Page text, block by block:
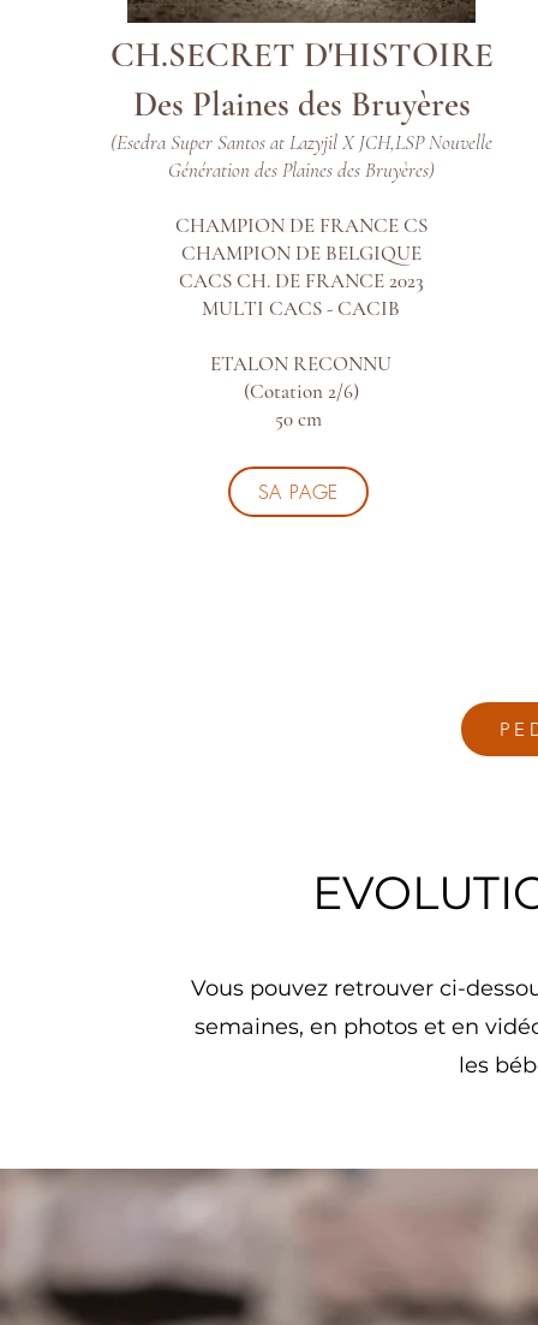
CH.SECRET D'HISTOIRE
Des Plaines des Bruyères
(Esedra Super Santos at LazyjilX JCH,LSP Nouvelle
Génération des Plaines des Bruyères)
CHAMPION DE FRANCE CS
CHAMPION DE BELGIQUE
CACS CH. DE FRANCE 2023
MULTI CACS - CACIB
ETALON RECONNU
(Cotation 2/6)
50 cm
SA PAGE
Vous pouvez retrouver ci-
semaines, en photos et en
les